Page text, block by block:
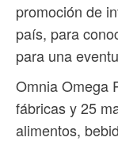
promoción de
país, para
para una
Omnia Omega
fábricas y 25
alimentos,